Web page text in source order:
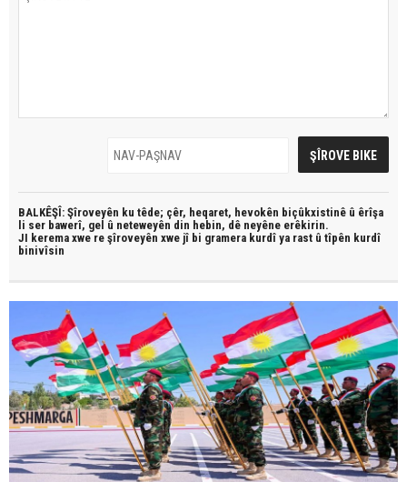
BALKÊŞÎ: Şîroveyên ku têde; çêr, heqaret, hevokên biçûkxistinê û êrîşa
li ser bawerî, gel û neteweyên din hebin, dê neyêne erêkirin.
JI kerema xwe re şîroveyên xwe jî bi gramera kurdî ya rast û tîpên kurdî
binivîsin